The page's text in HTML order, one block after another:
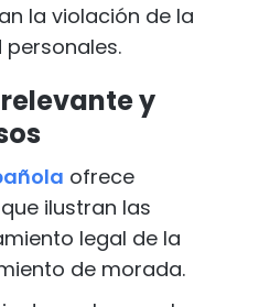
la violación de la
y
ofrece
ilustran las
legal de la
de morada.